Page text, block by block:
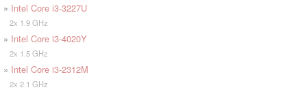
» Intel Core i3-3227U
2x 1.9 GHz
» Intel Core i3-4020Y
2x 1.5 GHz
» Intel Core i3-2312M
2x 2.1 GHz